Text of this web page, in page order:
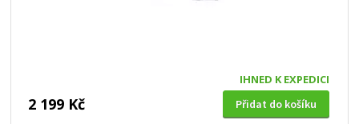
IHNED K EXPEDICI
2 199 Kč
Přidat do košíku